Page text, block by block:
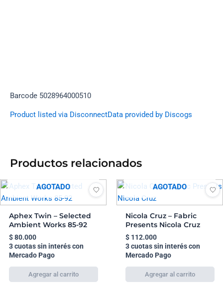
Barcode 5028964000510
Product listed via DisconnectData provided by Discogs
Productos relacionados
AGOTADO
Aphex Twin – Selected
Ambient Works 85-92
$80.000
3 cuotas sin interés con
Mercado Pago
AGOTADO
Nicola Cruz – Fabric
Presents Nicola Cruz
$112.000
3 cuotas sin interés con
Mercado Pago